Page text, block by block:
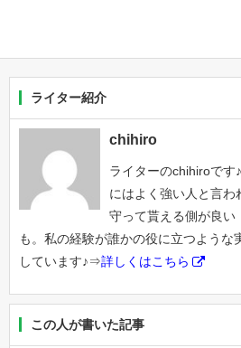
ライター紹介
chihiro
ライターのchihiroです
にはよく強い人と言わ
守って貰える側が良い
も。私の経験が誰かの役に立つような
しています♪⇒詳しくはこちら
この人が書いた記事